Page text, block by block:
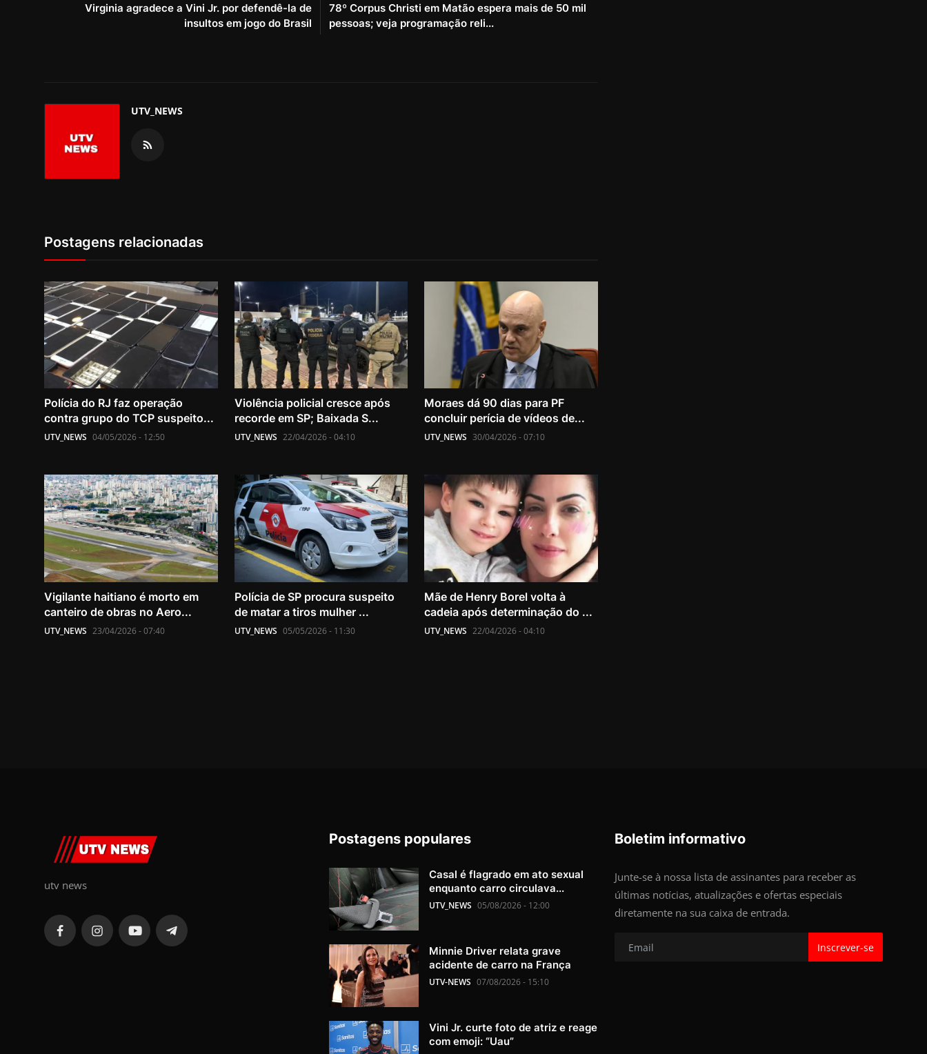
Virginia agradece a Vini Jr. por defendê-la de
insultos em jogo do Brasil
78º Corpus Christi em Matão espera mais de 50 mil
pessoas; veja programação reli...
UTV_NEWS
Postagens relacionadas
Polícia do RJ faz operação
contra grupo do TCP suspeito...
UTV_NEWS 04/05/2026 - 12:50
Violência policial cresce após
recorde em SP; Baixada S...
UTV_NEWS 22/04/2026 - 04:10
Moraes dá 90 dias para PF
concluir perícia de vídeos de...
UTV_NEWS 30/04/2026 - 07:10
Vigilante haitiano é morto em
canteiro de obras no Aero...
UTV_NEWS 23/04/2026 - 07:40
Polícia de SP procura suspeito
de matar a tiros mulher ...
UTV_NEWS 05/05/2026 - 11:30
Mãe de Henry Borel volta à
cadeia após determinação do ...
UTV_NEWS 22/04/2026 - 04:10
utv news
Postagens populares
Casal é flagrado em ato sexual
enquanto carro circulava...
UTV_NEWS 05/08/2026 - 12:00
Minnie Driver relata grave
acidente de carro na França
UTV-NEWS 07/08/2026 - 15:10
Vini Jr. curte foto de atriz e reage
com emoji: “Uau”
Boletim informativo
Junte-se à nossa lista de assinantes para receber as
últimas notícias, atualizações e ofertas especiais
diretamente na sua caixa de entrada.
Inscrever-se